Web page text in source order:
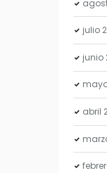
julio
junio
abril